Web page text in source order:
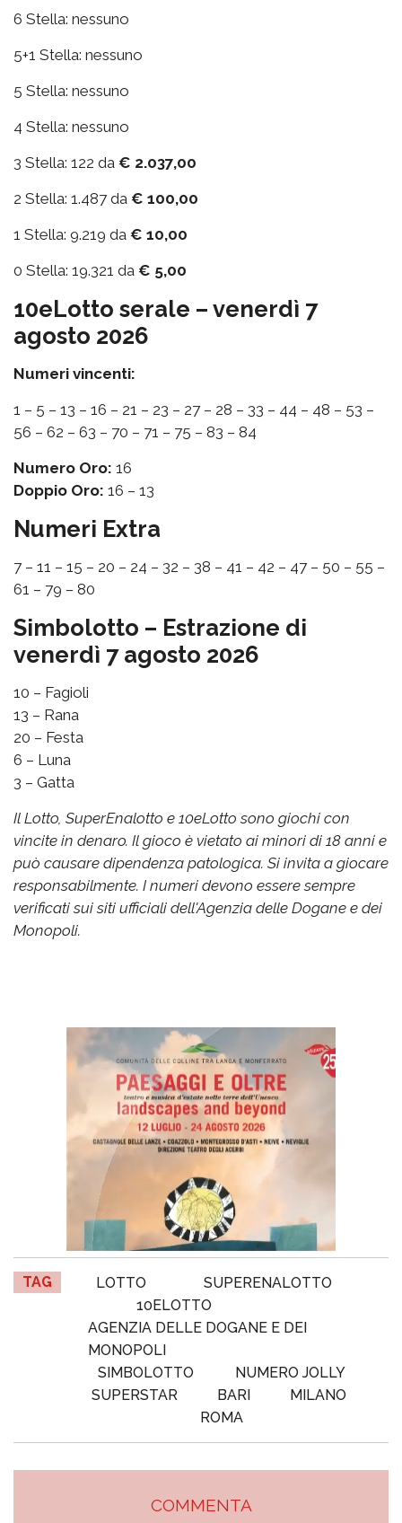
6 Stella: nessuno
5+1 Stella: nessuno
5 Stella: nessuno
4 Stella: nessuno
3 Stella: 122 da € 2.037,00
2 Stella: 1.487 da € 100,00
1 Stella: 9.219 da € 10,00
0 Stella: 19.321 da € 5,00
10eLotto serale – venerdì 7
agosto 2026
Numeri vincenti:
1 – 5 – 13 – 16 – 21 – 23 – 27 – 28 – 33 – 44 – 48 – 53 –
56 – 62 – 63 – 70 – 71 – 75 – 83 – 84
Numero Oro: 16
Doppio Oro: 16 – 13
Numeri Extra
7 – 11 – 15 – 20 – 24 – 32 – 38 – 41 – 42 – 47 – 50 – 55 –
61 – 79 – 80
Simbolotto – Estrazione di
venerdì 7 agosto 2026
10 – Fagioli
13 – Rana
20 – Festa
6 – Luna
3 – Gatta
Il Lotto, SuperEnalotto e 10eLotto sono giochi con
vincite in denaro. Il gioco è vietato ai minori di 18 anni e
può causare dipendenza patologica. Si invita a giocare
responsabilmente. I numeri devono essere sempre
verificati sui siti ufficiali dell'Agenzia delle Dogane e dei
Monopoli.
TAG LOTTO
SUPERENALOTTO
10ELOTTO
AGENZIA DELLE DOGANE E DEI
MONOPOLI
SIMBOLOTTO
NUMERO JOLLY
SUPERSTAR
BARI
MILANO
ROMA
COMMENTA